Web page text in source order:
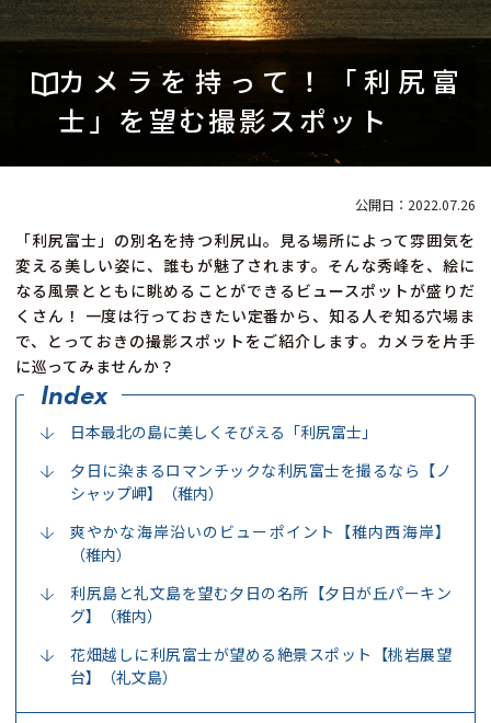
カメラを持って！「利尻富
士」を望む撮影スポット
2022.07.26
「利尻富士」の別名を持つ利尻山。見る場所によって雰囲気を
変える美しい姿に、誰もが魅了されます。そんな秀峰を、絵に
なる風景とともに眺めることができるビュースポットが盛りだ
くさん！ 一度は行っておきたい定番から、知る人ぞ知る穴場ま
で、とっておきの撮影スポットをご紹介します。カメラを片手
に巡ってみませんか？
日本最北の島に美しくそびえる「利尻富士」
夕日に染まるロマンチックな利尻富士を撮るなら【ノ
シャップ岬】（稚内）
爽やかな海岸沿いのビューポイント【稚内西海岸】
（稚内）
利尻島と礼文島を望む夕日の名所【夕日が丘パーキン
グ】（稚内）
花畑越しに利尻富士が望める絶景スポット【桃岩展望
台】（礼文島）